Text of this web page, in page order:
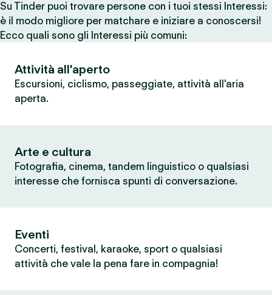
Su Tinder puoi trovare persone con i tuoi stessi Interessi:
è il modo migliore per matchare e iniziare a conoscersi!
Ecco quali sono gli Interessi più comuni:
Attività all'aperto
Escursioni, ciclismo, passeggiate, attività all'aria
aperta.
Arte e cultura
Fotografia, cinema, tandem linguistico o qualsiasi
interesse che fornisca spunti di conversazione.
Eventi
Concerti, festival, karaoke, sport o qualsiasi
attività che vale la pena fare in compagnia!